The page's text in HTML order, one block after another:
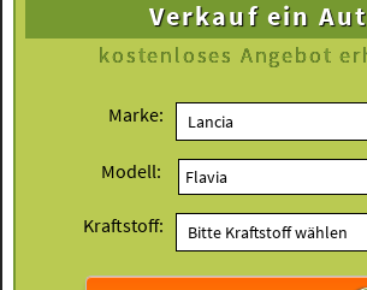
Verkauf ein
kostenloses Angebot
Marke:
Modell:
Kraftstoff: